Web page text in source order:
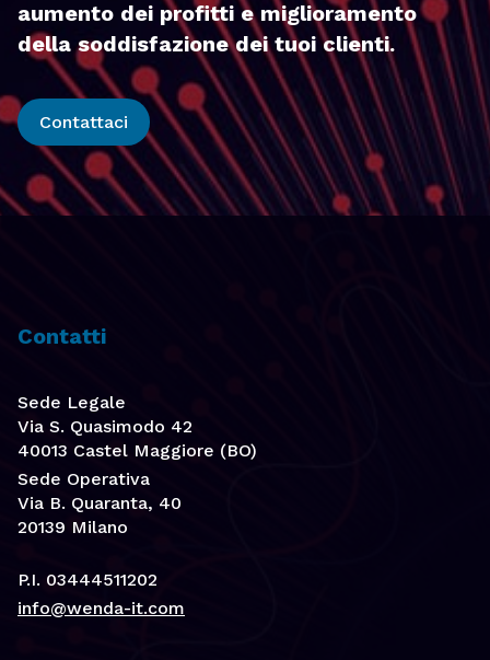
aumento dei profitti e miglioramento
della soddisfazione dei tuoi clienti.
Contattaci
Contatti
Sede Legale
Via S. Quasimodo 42
40013 Castel Maggiore (BO)
Sede Operativa
Via B. Quaranta, 40
20139 Milano
P.I. 03444511202
info@wenda-it.com